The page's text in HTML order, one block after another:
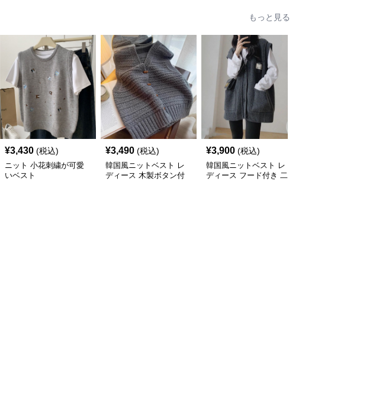
もっと見る
¥3,430 (税込)
ニット 小花刺繍が可愛
いベスト
¥3,490 (税込)
韓国風ニットベスト レ
ディース 木製ボタン付
¥3,900 (税込)
韓国風ニットベスト レ
ディース フード付き 二